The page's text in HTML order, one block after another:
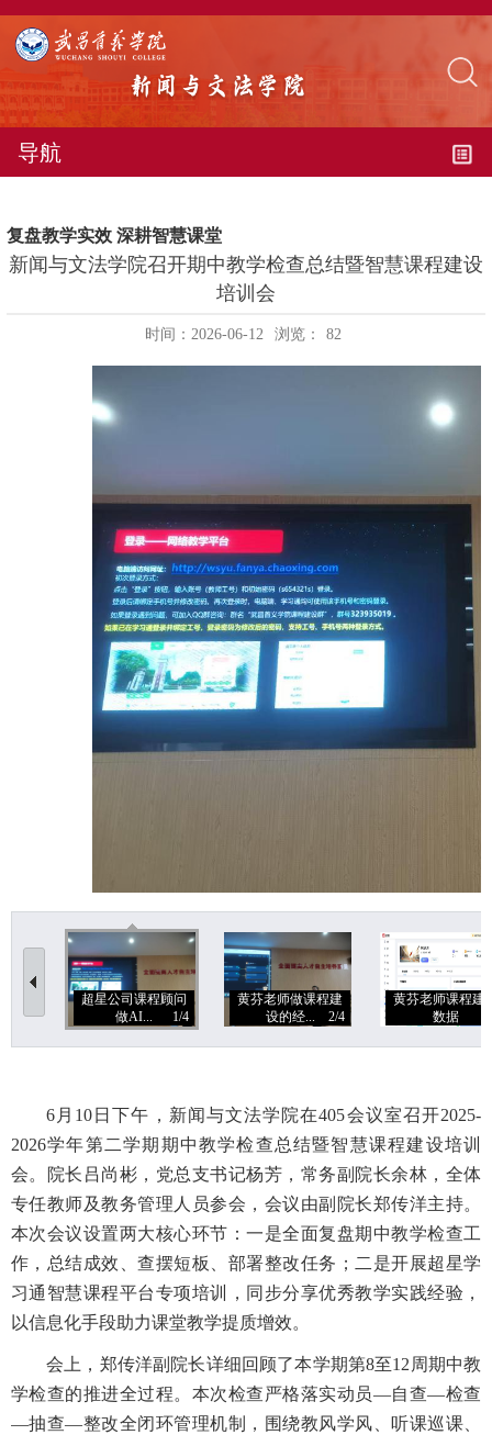
导航
复盘教学实效 深耕智慧课堂
新闻与文法学院召开期中教学检查总结暨智慧课程建设
培训会
时间：2026-06-12 浏览： 82
超星公司课程顾问
做AI...
1/4
黄芬老师做课程建
设的经...
2/4
黄芬老师课程建
数据
6月10日下午，新闻与文法学院在405会议室召开2025-
2026学年第二学期期中教学检查总结暨智慧课程建设培训
会。院长吕尚彬，党总支书记杨芳，常务副院长余林，全体
专任教师及教务管理人员参会，会议由副院长郑传洋主持。
本次会议设置两大核心环节：一是全面复盘期中教学检查工
作，总结成效、查摆短板、部署整改任务；二是开展超星学
习通智慧课程平台专项培训，同步分享优秀教学实践经验，
以信息化手段助力课堂教学提质增效。
会上，郑传洋副院长详细回顾了本学期第8至12周期中教
学检查的推进全过程。本次检查严格落实动员—自查—检查
—抽查—整改全闭环管理机制，围绕教风学风、听课巡课、